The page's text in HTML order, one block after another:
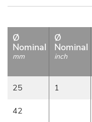
Ø
Nominal
mm
Ø
Nominal
inch
25 1
42